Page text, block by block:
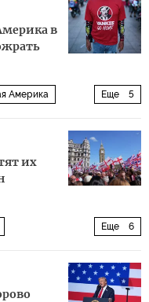
в
Еще 5
Америка
их
Еще 6